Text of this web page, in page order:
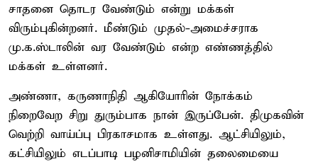
சாதனை தொடர வேண்டும் என்று மக்கள்
விரும்புகின்றனர். மீண்டும் முதல்-அமைச்சராக
மு.க.ஸ்டாலின் வர வேண்டும் என்ற எண்ணத்தில்
மக்கள் உள்ளனர்.
அண்ணா, கருணாநிதி ஆகியோரின் நோக்கம்
நிறைவேற சிறு துரும்பாக நான் இருப்பேன். திமுகவின்
வெற்றி வாய்ப்பு பிரகாசமாக உள்ளது. ஆட்சியிலும்,
கட்சியிலும் எடப்பாடி பழனிசாமியின் தலைமையை